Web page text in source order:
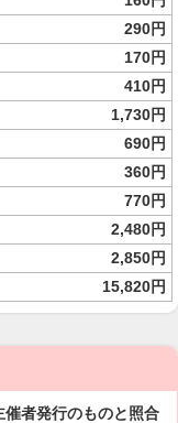
290円
170円
410円
1,730円
690円
360円
770円
2,480円
2,850円
15,820円
者発行のものと照合